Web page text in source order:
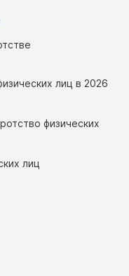
лиц в 2026
физических
лиц